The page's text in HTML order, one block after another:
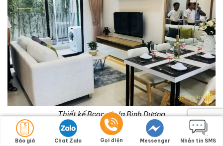
Thiết kế Bcons Sala Bình Dương
Báo giá Chat Zalo Gọi điện Messenger Nhắn tin SMS